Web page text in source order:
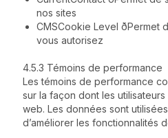
nos sites
CMSCookie Level ðPermet
vous autorisez
4.5.3 Témoins de performance
Les témoins de performance
sur la façon dont les
web. Les données sont
d’améliorer les fonctionnalités